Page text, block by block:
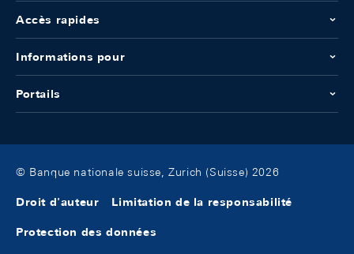
Accès rapides
Informations pour
Portails
© Banque nationale suisse, Zurich (Suisse) 2026
Droit d'auteur Limitation de la responsabilité
Protection des données